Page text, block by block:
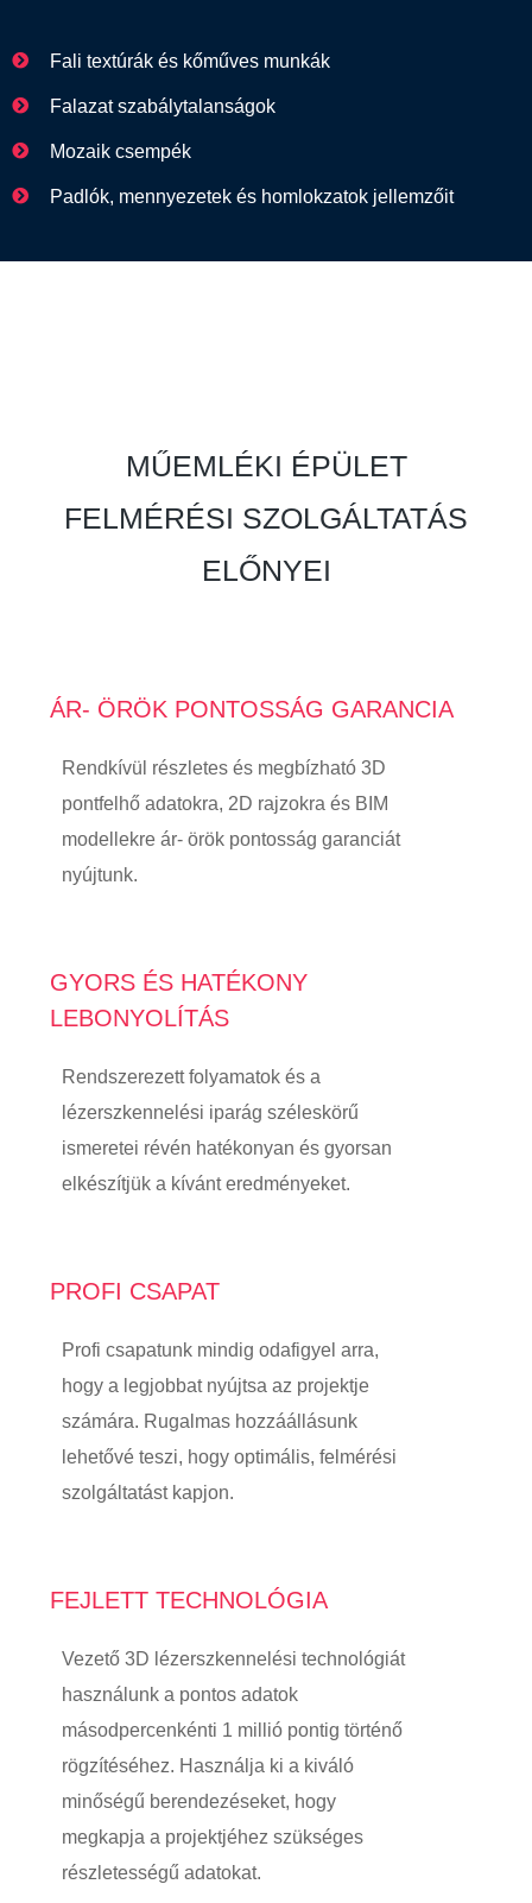
Fali textúrák és kőműves munkák
Falazat szabálytalanságok
Mozaik csempék
Padlók, mennyezetek és homlokzatok jellemzőit
MŰEMLÉKI ÉPÜLET
FELMÉRÉSI SZOLGÁLTATÁS
ELŐNYEI
ÁR- ÖRÖK PONTOSSÁG GARANCIA
Rendkívül részletes és megbízható 3D
pontfelhő adatokra, 2D rajzokra és BIM
modellekre ár- örök pontosság garanciát
nyújtunk.
GYORS ÉS HATÉKONY
LEBONYOLÍTÁS
Rendszerezett folyamatok és a
lézerszkennelési iparág széleskörű
ismeretei révén hatékonyan és gyorsan
elkészítjük a kívánt eredményeket.
PROFI CSAPAT
Profi csapatunk mindig odafigyel arra,
hogy a legjobbat nyújtsa az projektje
számára. Rugalmas hozzáállásunk
lehetővé teszi, hogy optimális, felmérési
szolgáltatást kapjon.
FEJLETT TECHNOLÓGIA
Vezető 3D lézerszkennelési technológiát
használunk a pontos adatok
másodpercenkénti 1 millió pontig történő
rögzítéséhez. Használja ki a kiváló
minőségű berendezéseket, hogy
megkapja a projektjéhez szükséges
részletességű adatokat.